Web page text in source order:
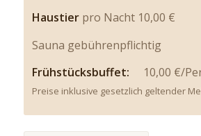
Haustierpro Nacht 10,00 €
Sauna gebührenpflichtig
Frühstücksbuffet: 10,00 €/
Preise inklusive gesetzlich geltender